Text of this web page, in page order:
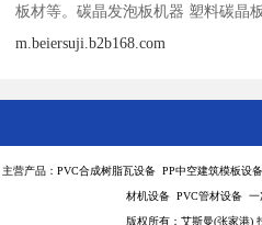
板材等。碳晶发泡板机器 塑料碳晶
m.beiersuji.b2b168.com
主营产品：PVC合成树脂瓦设备 PP中空建筑模板
材机设备 PVC管材设备 一
版权所有：艾斯曼(张家港)